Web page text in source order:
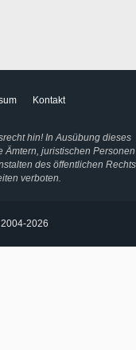
Kontakt
hin! In Ausübung dieses
juristischen Personen
des öffentlichen Rechts
verboten.
2026